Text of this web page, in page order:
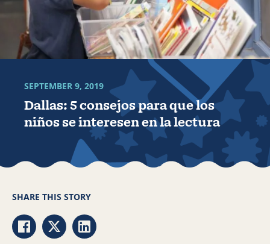
Dallas: 5 consejos para que los
niños se interesen en la lectura
SEPTEMBER 9, 2019
SHARE THIS STORY
Share via Facebook
Share via Twitter
Share via LinkedIn